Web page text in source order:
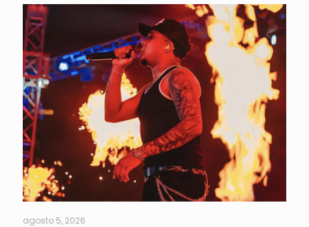
agosto 5, 2026